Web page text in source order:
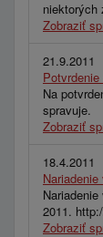
niektorých
Zobraziť
21.9.2011
Na
spravuje.
Zobraziť
18.4.2011
2011.
Zobraziť